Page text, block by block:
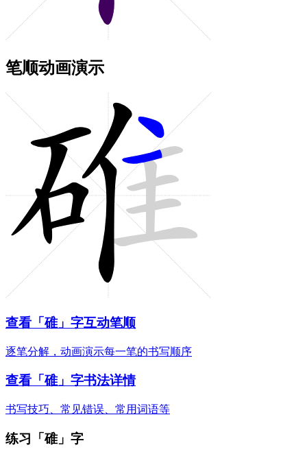
笔顺动画演示
查看「碓」字互动笔顺
逐笔分解，动画演示每一笔的书写顺序
查看「碓」字书法详情
书写技巧、常见错误、常用词语等
练习「碓」字